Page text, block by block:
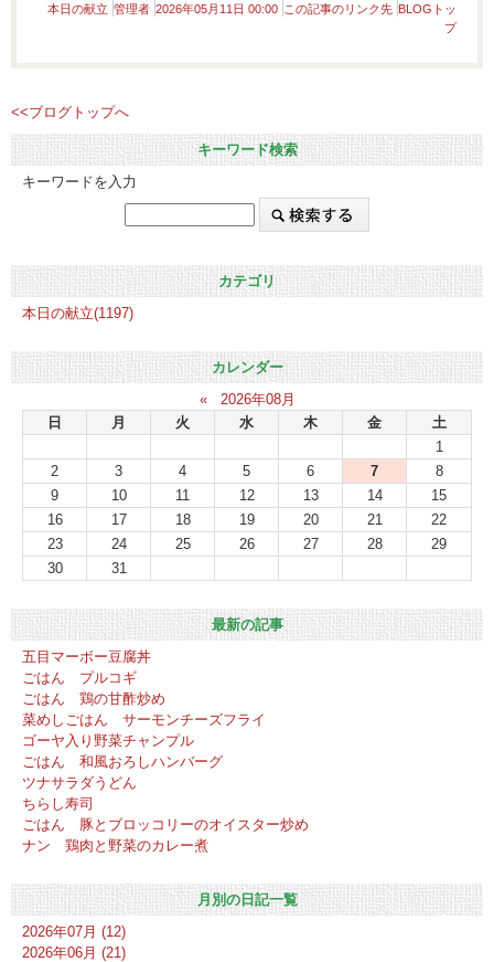
本日の献立 管理者 2026年05月11日 00:00 この記事のリンク先 BLOGトッ
プ
<<ブログトップへ
キーワード検索
キーワードを入力
カテゴリ
本日の献立(1197)
カレンダー
«
2026年08月
日
月 火 水 木 金
土
1
2
3 4 5 6 7
8
9
10 11 12 13 14
15
16
17 18 19 20 21
22
23
24 25 26 27 28
29
30
31
最新の記事
五目マーボー豆腐丼
ごはん プルコギ
ごはん 鶏の甘酢炒め
菜めしごはん サーモンチーズフライ
ゴーヤ入り野菜チャンプル
ごはん 和風おろしハンバーグ
ツナサラダうどん
ちらし寿司
ごはん 豚とブロッコリーのオイスター炒め
ナン 鶏肉と野菜のカレー煮
月別の日記一覧
2026年07月 (12)
2026年06月 (21)